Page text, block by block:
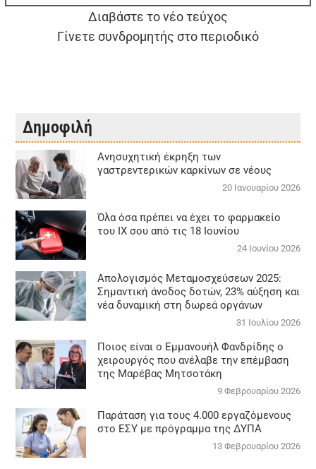
Διαβάστε το νέο τεύχος
Γίνετε συνδρομητής στο περιοδικό
Δημοφιλή
Aνησυχητική έκρηξη των
γαστρεντερικών καρκίνων σε νέους
20 Ιανουαρίου 2026
Όλα όσα πρέπει να έχει το φαρμακείο
του ΙΧ σου από τις 18 Ιουνίου
24 Ιουνίου 2026
Απολογισμός Μεταμοσχεύσεων 2025:
Σημαντική άνοδος δοτών, 23% αύξηση και
νέα δυναμική στη δωρεά οργάνων
31 Ιουλίου 2026
Ποιος είναι ο Εμμανουήλ Φανδρίδης ο
χειρουργός που ανέλαβε την επέμβαση
της Μαρέβας Μητσοτάκη
9 Φεβρουαρίου 2026
Παράταση για τους 4.000 εργαζόμενους
στο ΕΣΥ με πρόγραμμα της ΔΥΠΑ
13 Φεβρουαρίου 2026